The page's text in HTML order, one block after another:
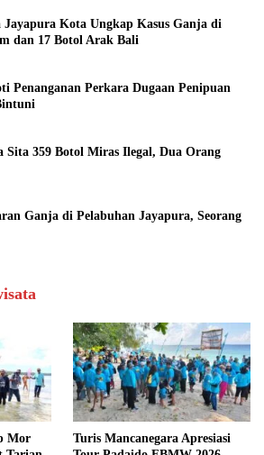
Jayapura Kota Ungkap Kasus Ganja di
dan 17 Botol Arak Bali
Penanganan Perkara Dugaan Penipuan
Sita 359 Botol Miras Ilegal, Dua Orang
Ganja di Pelabuhan Jayapura, Seorang
Mor
Turis Mancanegara Apresiasi